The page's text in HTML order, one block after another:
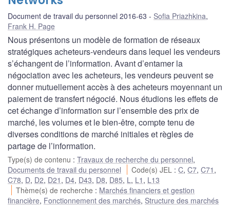
Document de travail du personnel 2016-63 Sofia Priazhkina,
Frank H. Page
Nous présentons un modèle de formation de réseaux
stratégiques acheteurs-vendeurs dans lequel les vendeurs
s’échangent de l’information. Avant d’entamer la
négociation avec les acheteurs, les vendeurs peuvent se
donner mutuellement accès à des acheteurs moyennant un
paiement de transfert négocié. Nous étudions les effets de
cet échange d’information sur l’ensemble des prix de
marché, les volumes et le bien-être, compte tenu de
diverses conditions de marché initiales et règles de
partage de l’information.
Type(s) de contenu : Travaux de recherche du personnel,
Documents de travail du personnel
Code(s) JEL :C,C7,C71 ,
C78, D, D2, D21 , D4, D43, D8, D85, L , L1 , L13
Thème(s) de recherche : Marchés financiers et gestion
financière, Fonctionnement des marchés, Structure des marchés